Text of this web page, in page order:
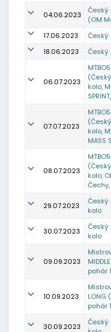
04.06.2023
Český
(OM
17.06.2023 Český
18.06.2023
Český
06.07.2023
kolo,
07.07.2023
kolo,
MASS
08.07.2023
kolo,
Čechy,
29.07.2023
Český
kolo
30.07.2023
Český
kolo
09.09.2023
pohár
10.09.2023
LONG
pohár
30.09.2023
Český